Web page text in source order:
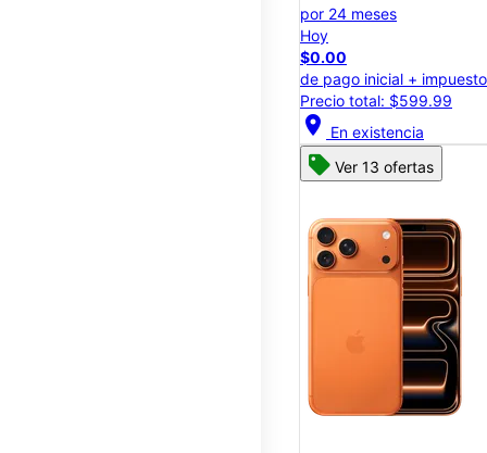
por 24 meses
Hoy
$0.00
de pago inicial +
Precio total: $599.99
location_on En existencia
Ver 13 ofertas